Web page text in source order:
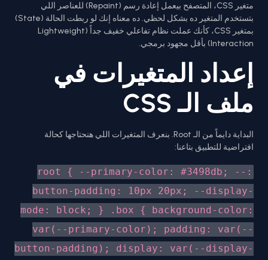
متغير CSS، المتصفح بيعمل إعادة رسم (Repaint) للعناصر اللي
بتستخدم المتغير ده بشكل لحظي. ده معناه إنك لو ربطت الحالة (State)
بمتغير CSS، كأنك عملت نظام تفاعلي خفيف جداً (Lightweight
Interaction) بأقل مجهود برمجي.
إعداد المتغيرات في
ملف الـ CSS
البداية دايماً من الـ Root. بنعرف المتغيرات اللي هنحتاجها كحالة
افتراضية للتطبيق بتاعنا:
:root { --primary-color: #3498db; --
button-padding: 10px 20px; --display-
mode: block; } .box { background-color:
var(--primary-color); padding: var(--
button-padding); display: var(--display-